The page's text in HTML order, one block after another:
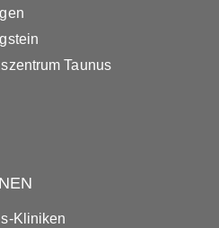
Taunus
Kliniken